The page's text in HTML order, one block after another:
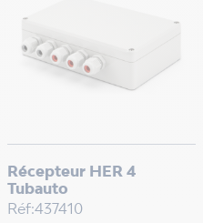
Récepteur HER 4
Tubauto
Réf:437410